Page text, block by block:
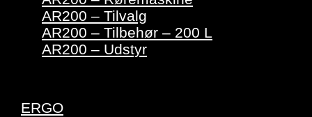
AR200 – Tilvalg
AR200 – Tilbehør – 200 L
AR200 – Udstyr
ERGO